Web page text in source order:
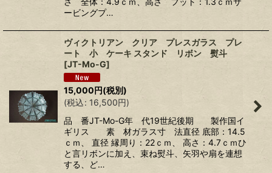
ービングプ…
ヴィクトリアン クリア プレスガラス プレ
ート 小 ケーキ スタンド リボン 熨斗
[JT-Mo-G]
15,000円(税別)
(税込: 16,500円)
品 番JT-Mo-G年 代19世紀後期 製作国イ
ギリス 素 材ガラス寸 法直径 底部：14.5
ｃｍ、 直径 縁周り：22ｃｍ、 高さ：4.7ｃｍひ
と言リボンに加え、束ね熨斗、矢羽や扇を連想
する、ど…